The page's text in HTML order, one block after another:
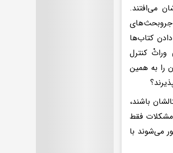
می‌افتند.
جروبحث‌های
کتاب‌ها
کنترل
را به همین
باشند،
فقط
می‌شوند با